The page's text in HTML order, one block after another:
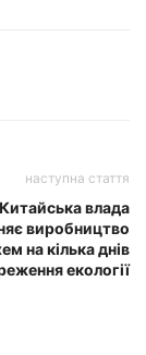
наступна стаття
Китайська влада
виробництво
на кілька днів
екології